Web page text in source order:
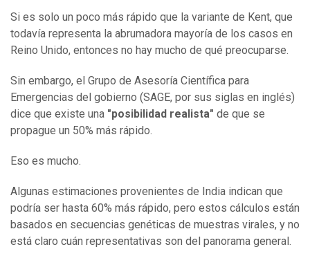
Si es solo un poco más rápido que la variante de Kent, que
todavía representa la abrumadora mayoría de los casos en
Reino Unido, entonces no hay mucho de qué preocuparse.
Sin embargo, el Grupo de Asesoría Científica para
Emergencias del gobierno (SAGE, por sus siglas en inglés)
dice que existe una "posibilidad realista" de que se
propague un 50% más rápido.
Eso es mucho.
Algunas estimaciones provenientes de India indican que
podría ser hasta 60% más rápido, pero estos cálculos están
basados en secuencias genéticas de muestras virales, y no
está claro cuán representativas son del panorama general.